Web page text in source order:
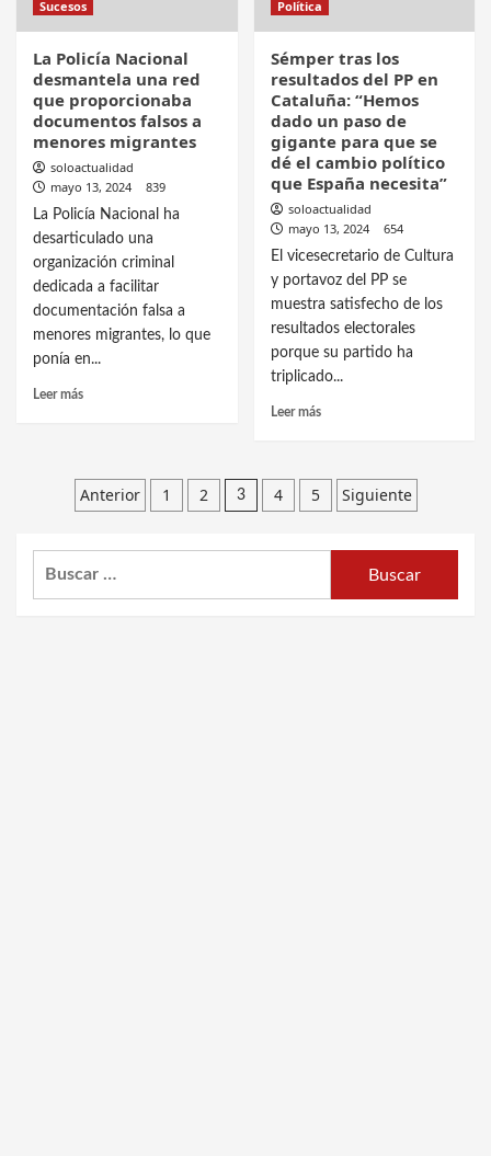
Sucesos
La Policía Nacional
desmantela una red
que proporcionaba
documentos falsos a
menores migrantes
soloactualidad
mayo 13, 2024
839
La Policía Nacional ha
desarticulado una
organización criminal
dedicada a facilitar
documentación falsa a
menores migrantes, lo que
ponía en...
Leer más
Política
Sémper tras los
resultados del PP en
Cataluña: “Hemos
dado un paso de
gigante para que se
dé el cambio político
que España necesita”
soloactualidad
mayo 13, 2024
654
El vicesecretario de Cultura
y portavoz del PP se
muestra satisfecho de los
resultados electorales
porque su partido ha
triplicado...
Leer más
Paginación
de
entradas
Anterior 1 2 3 4 5 Siguiente